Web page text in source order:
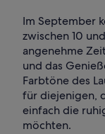
Im September
zwischen 10
angenehme
und das
Farbtöne des
für diejenigen,
einfach die
möchten.